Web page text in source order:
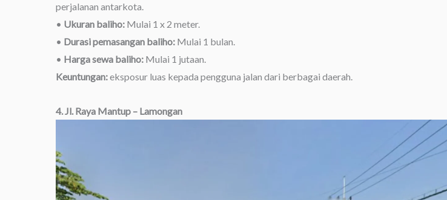
perjalanan antarkota.
• Ukuran baliho: Mulai 1 x 2 meter.
• Durasi pemasangan baliho: Mulai 1 bulan.
• Harga sewa baliho: Mulai 1 jutaan.
Keuntungan:eksposur luas kepada pengguna jalan dari berbagai daerah.
4. Jl. Raya Mantup – Lamongan